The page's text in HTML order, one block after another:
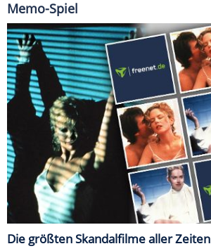
Memo-Spiel
Die größten Skandalfilme aller Zeiten